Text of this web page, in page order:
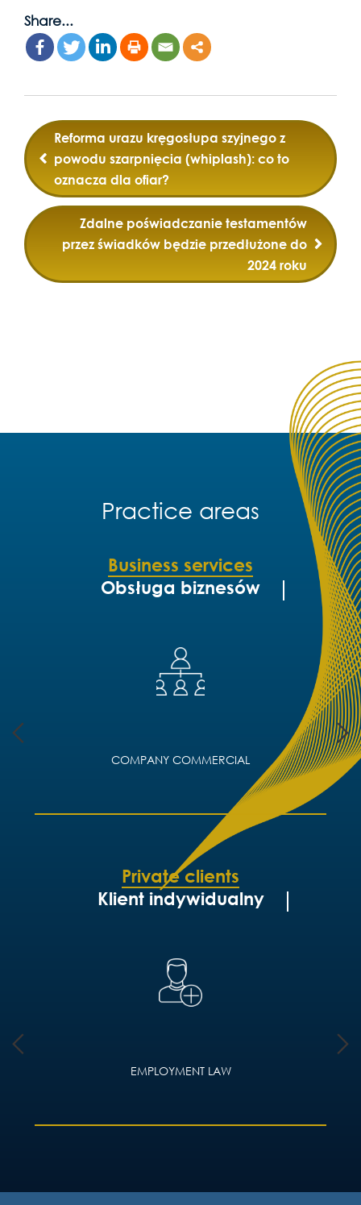
Share...
Post
navigation
Reforma urazu kręgosłupa szyjnego z
powodu szarpnięcia (whiplash): co to
oznacza dla ofiar?
Zdalne poświadczanie testamentów
przez świadków będzie przedłużone do
2024 roku
Practice areas
Business services
Obsługa biznesów
COMPANY COMMERCIAL
Private clients
Klient indywidualny
EMPLOYMENT LAW